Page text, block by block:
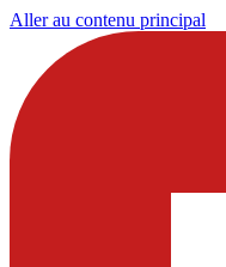
Aller au contenu principal